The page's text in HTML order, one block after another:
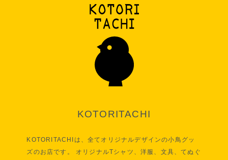
KOTORITACHI
KOTORITACHIは、全てオリジナルデザインの小鳥グッ
ズのお店です。 オリジナルTシャツ、洋服、文具、てぬぐ